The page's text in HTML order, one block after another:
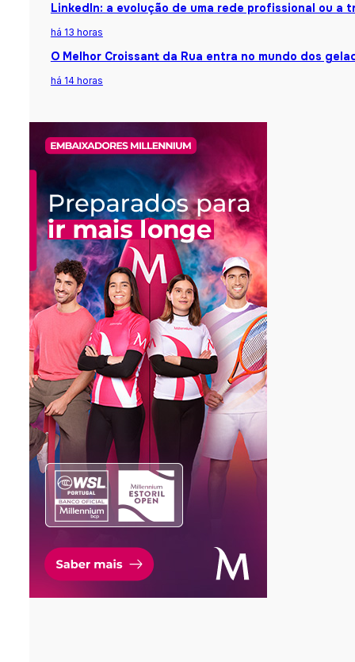
LinkedIn: a evolução de uma rede profissional ou a
há 13 horas
O Melhor Croissant da Rua entra no mundo dos
há 14 horas